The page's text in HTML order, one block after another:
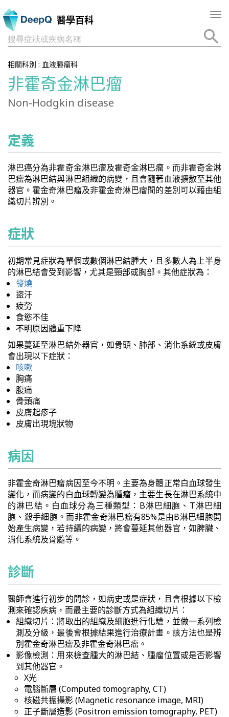
醫學百科
搜尋症狀或疾病名稱
相關科別 : 血液腫瘤科
非霍奇金淋巴瘤
Non-Hodgkin disease
定義
淋巴癌分為非霍奇金淋巴瘤及霍奇金淋巴瘤。而非霍奇金淋
巴瘤為淋巴結與淋巴組織的病變，且會隨著血液擴散至其他
器官。霍金奇淋巴瘤及非霍金奇淋巴瘤間的差別可以藉由組
織切片辨別。
症狀
初期常見症狀為單個或數個淋巴結腫大，且多數人為上半身
的淋巴結會受到影響，尤其是頸部或胸部。其他症狀為：
發燒
盜汗
疲勞
食慾不佳
不明原因體重下降
如果蔓延至淋巴結外器官，如骨頭、肺部、消化系統或皮膚
會出現以下症狀：
咳嗽
胸痛
腹痛
骨頭痛
皮膚起疹子
皮膚出現塊狀物
病因
非霍金奇淋巴瘤病因至今不明。主要為身體正常白血球發生
變化，而病變的白血球轉變為腫瘤，主要生長在淋巴系統中
的淋巴結。白血球分為三種類型：B淋巴細胞、T淋巴細
胞、殺手細胞。而非霍金奇淋巴瘤有85%是由B淋巴細胞開
始產生病變，若持續的病變，將會蔓延其他器官，如脾臟、
消化系統及骨髓等。
診斷
醫師會進行初步的問診，如病史或是症狀，且會根據以下檢
測來確認疾病，而最主要的診斷方式為組織切片：
組織切片：將取出的組織及細胞進行化驗，並做一系列檢
測及分級，最後會根據結果進行治療計畫。該方法也是辨
別霍金奇淋巴瘤及非霍金奇淋巴瘤。
影像檢測：用來檢查腫大的淋巴結、腫瘤位置或是否影響
到其他器官。
X光
電腦斷層 (Computed tomography, CT)
核磁共振攝影 (Magnetic resonance image, MRI)
正子斷層造影 (Positron emission tomography, PET)